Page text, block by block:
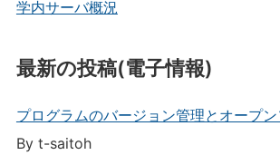
学内サーバ概況
最新の投稿(電子情報)
プログラムのバージョン管理とオープン
By t-saitoh